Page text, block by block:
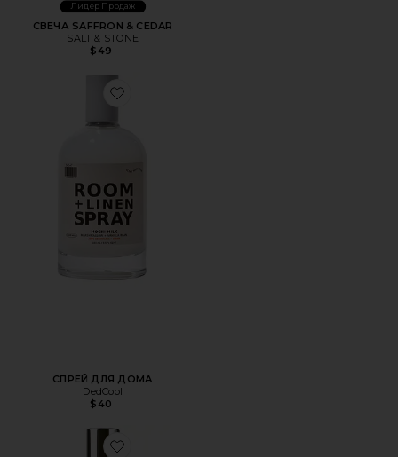
Лидер Продаж
СВЕЧА SAFFRON & CEDAR
SALT & STONE
$49
Favorite СПРЕЙ ДЛЯ ДОМА
СПРЕЙ ДЛЯ ДОМА
DedCool
$40